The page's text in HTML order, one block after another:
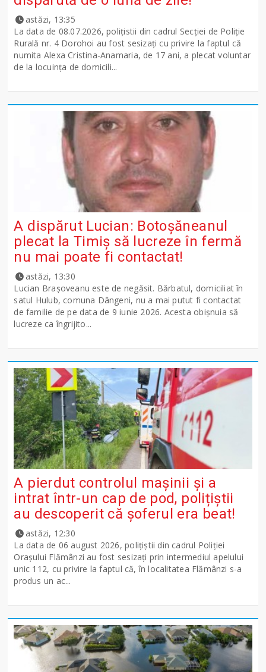
astăzi, 13:35
La data de 08.07.2026, polițistii din cadrul Secției de Poliție
Rurală nr. 4 Dorohoi au fost sesizați cu privire la faptul că
numita Alexa Cristina-Anamaria, de 17 ani, a plecat voluntar
de la locuința de domicili...
A dispărut Lucian: Botoșăneanul
plecat la Timiș să lucreze în fermă
nu mai poate fi contactat!
astăzi, 13:30
Lucian Brașoveanu este de negăsit. Bărbatul, domiciliat în
satul Hulub, comuna Dângeni, nu a mai putut fi contactat
de familie de pe data de 9 iunie 2026. Acesta obișnuia să
lucreze ca îngrijito...
A pierdut controlul mașinii și a
intrat într-un cap de pod, polițiștii
au descoperit că șoferul era beat!
astăzi, 12:30
La data de 06 august 2026, polițiștii din cadrul Poliției
Orașului Flămânzi au fost sesizați prin intermediul apelului
unic 112, cu privire la faptul că, în localitatea Flămânzi s-a
produs un ac...